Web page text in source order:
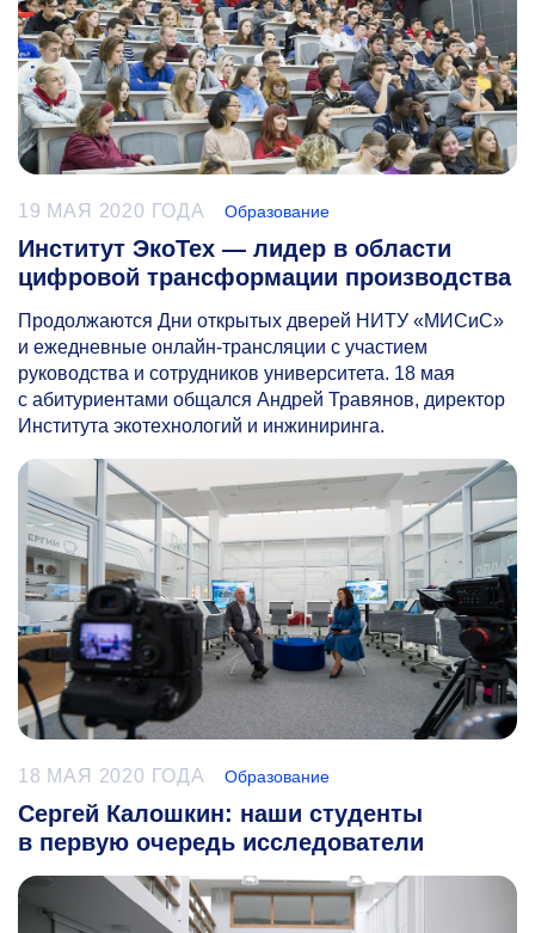
19 МАЯ 2020 ГОДА Образование
Институт ЭкоТех — лидер в области
цифровой трансформации производства
Продолжаются Дни открытых дверей НИТУ «МИСиС»
и ежедневные онлайн-трансляции с участием
руководства и сотрудников университета. 18 мая
с абитуриентами общался Андрей Травянов, директор
Института экотехнологий и инжиниринга.
18 МАЯ 2020 ГОДА Образование
Сергей Калошкин: наши студенты
в первую очередь исследователи